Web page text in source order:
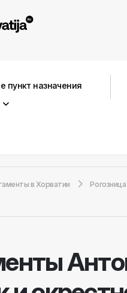
пункт назначения
в Хорватии Рогозница